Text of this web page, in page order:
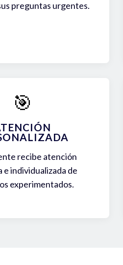
preguntas urgentes.
🎯
recibe atención
e individualizada de
experimentados.